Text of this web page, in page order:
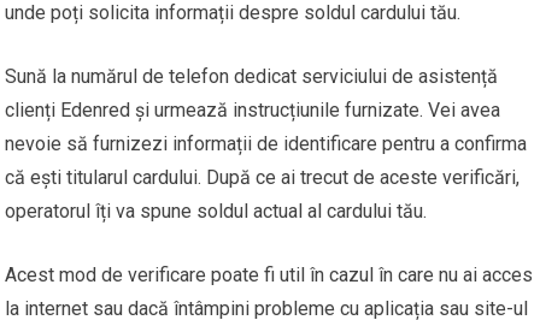
unde poți solicita informații despre soldul cardului tău.
Sună la numărul de telefon dedicat serviciului de asistență
clienți Edenred și urmează instrucțiunile furnizate. Vei avea
nevoie să furnizezi informații de identificare pentru a confirma
că ești titularul cardului. După ce ai trecut de aceste verificări,
operatorul îți va spune soldul actual al cardului tău.
Acest mod de verificare poate fi util în cazul în care nu ai acces
la internet sau dacă întâmpini probleme cu aplicația sau site-ul